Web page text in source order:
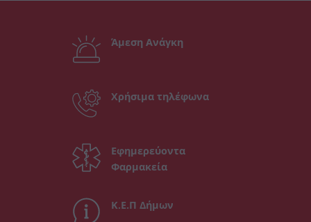
Άμεση Ανάγκη
Χρήσιμα τηλέφωνα
Εφημερεύοντα
Φαρμακεία
Κ.Ε.Π Δήμων